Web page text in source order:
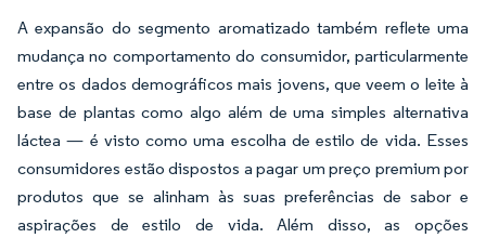
A expansão do segmento aromatizado também reflete uma
mudança no comportamento do consumidor, particularmente
entre os dados demográficos mais jovens, que veem o leite à
base de plantas como algo além de uma simples alternativa
láctea — é visto como uma escolha de estilo de vida. Esses
consumidores estão dispostos a pagar um preço premium por
produtos que se alinham às suas preferências de sabor e
aspirações de estilo de vida. Além disso, as opções